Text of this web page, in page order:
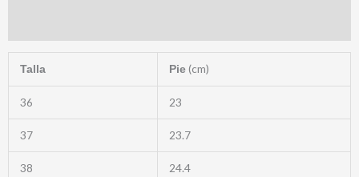
Talla Pie(cm)
36 23
37 23.7
38 24.4